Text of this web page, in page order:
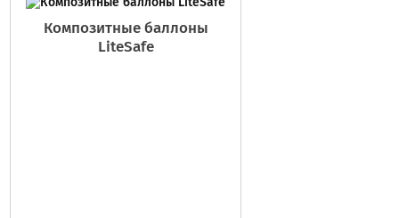
Композитные баллоны
LiteSafe